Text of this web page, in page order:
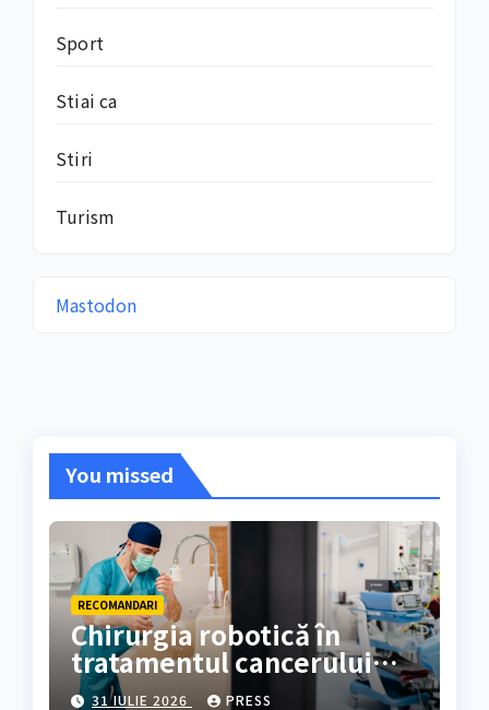
Sport
Stiai ca
Stiri
Turism
Mastodon
You missed
RECOMANDARI
Chirurgia robotică în
tratamentul cancerului
colorectal
31 IULIE 2026 PRESS